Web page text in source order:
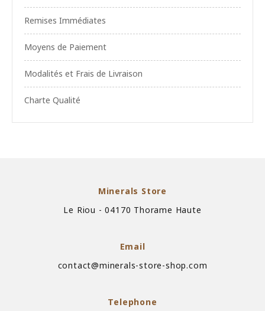
Remises Immédiates
Moyens de Paiement
Modalités et Frais de Livraison
Charte Qualité
Minerals Store
Le Riou - 04170 Thorame Haute
Email
contact@minerals-store-shop.com
Telephone